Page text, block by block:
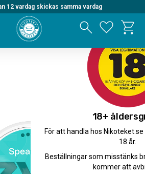
12 vardag skickas samma vardag
18+
För att handla hos
18 år.
Beställningar som misstänks
kommer att